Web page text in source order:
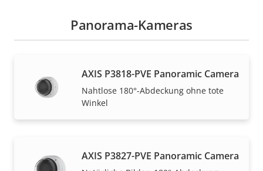
Panorama-Kameras
AXIS P3818-PVE Panoramic Camera
Nahtlose 180°-Abdeckung ohne tote
Winkel
AXIS P3827-PVE Panoramic Camera